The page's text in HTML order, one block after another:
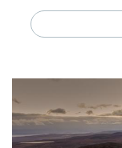
charmantes cités...